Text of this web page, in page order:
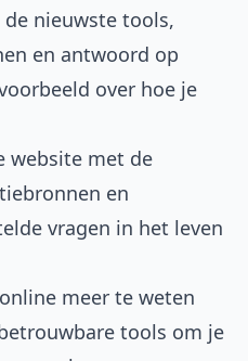
nieuwste tools,
en antwoord op
over hoe je
website met de
en
vragen in het leven
meer te weten
tools om je